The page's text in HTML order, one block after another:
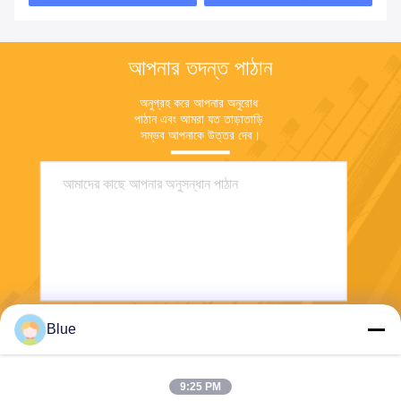
আপনার তদন্ত পাঠান
অনুগ্রহ করে আপনার অনুরোধ
পাঠান এবং আমরা যত তাড়াতাড়ি
সম্ভব আপনাকে উত্তর দেব।
Blue
9:25 PM